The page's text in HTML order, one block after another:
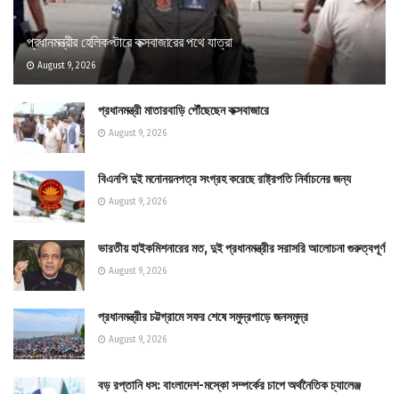
প্রধানমন্ত্রীর হেলিকপ্টারে কক্সবাজারের পথে যাত্রা
August 9, 2026
প্রধানমন্ত্রী মাতারবাড়ি পৌঁছেছেন কক্সবাজারে
August 9, 2026
বিএনপি দুই মনোনয়নপত্র সংগ্রহ করেছে রাষ্ট্রপতি নির্বাচনের জন্য
August 9, 2026
ভারতীয় হাইকমিশনারের মত, দুই প্রধানমন্ত্রীর সরাসরি আলোচনা গুরুত্বপূর্ণ
August 9, 2026
প্রধানমন্ত্রীর চট্টগ্রামে সফর শেষে সমুদ্রপাড়ে জনসমুদ্র
August 9, 2026
বড় রপ্তানি ধস: বাংলাদেশ-মস্কো সম্পর্কের চাপে অর্থনৈতিক চ্যালেঞ্জ